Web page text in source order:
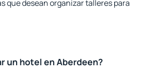
que desean organizar talleres para
un hotel en Aberdeen?